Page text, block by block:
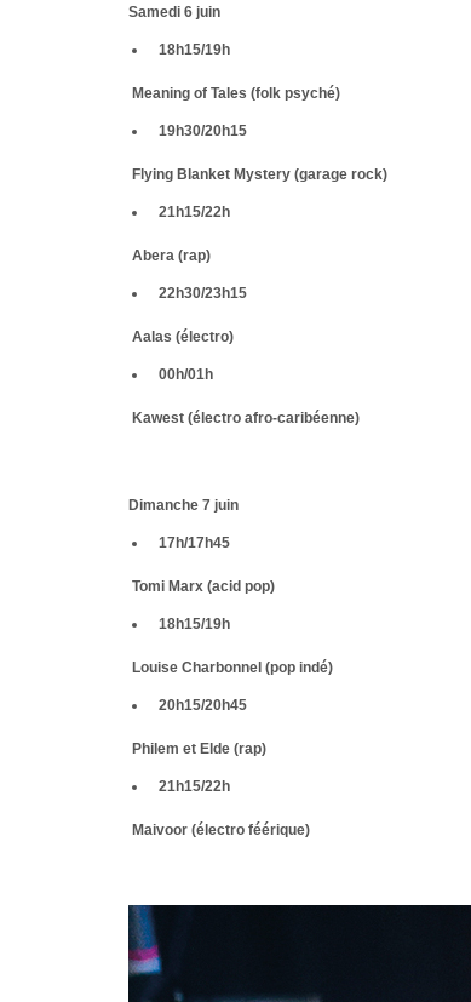
Samedi 6 juin
18h15/19h
Meaning of Tales (folk psyché)
19h30/20h15
Flying Blanket Mystery (garage rock)
21h15/22h
Abera (rap)
22h30/23h15
Aalas (électro)
00h/01h
Kawest (électro afro-caribéenne)
Dimanche 7 juin
17h/17h45
Tomi Marx (acid pop)
18h15/19h
Louise Charbonnel (pop indé)
20h15/20h45
Philem et Elde (rap)
21h15/22h
Maivoor (électro féérique)